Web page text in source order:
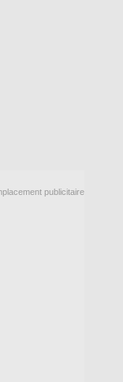
publicitaire